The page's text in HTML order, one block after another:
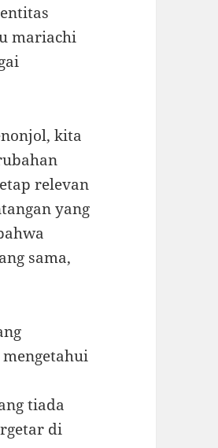
mariachi
kita
relevan
yang
sama,
tiada
di